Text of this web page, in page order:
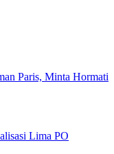
Paris, Minta Hormati
Lima PO